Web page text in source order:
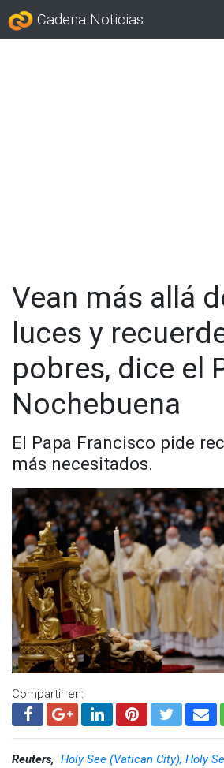
Cadena Noticias
Vean más allá
luces y
pobres, dice el
Nochebuena
El Papa Francisco pide
más necesitados.
Compartir en:
Reuters, Holy See (Vatican City), Holy